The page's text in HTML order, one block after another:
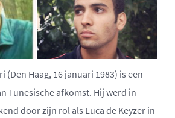
(Den Haag, 16 januari 1983) is een
Tunesische afkomst. Hij werd in
door zijn rol als Luca de Keyzer in